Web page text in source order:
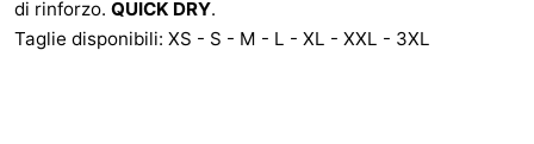
di rinforzo. QUICK DRY.
Taglie disponibili: XS - S - M - L - XL - XXL - 3XL